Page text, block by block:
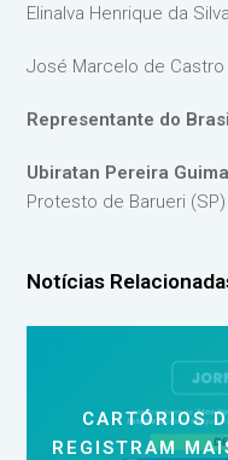
Elinalva Henrique da
José Marcelo de Castro
Representante do
Ubiratan Pereira
Protesto de Barueri (SP)
Notícias
CARTÓRIOS
REGISTRAM